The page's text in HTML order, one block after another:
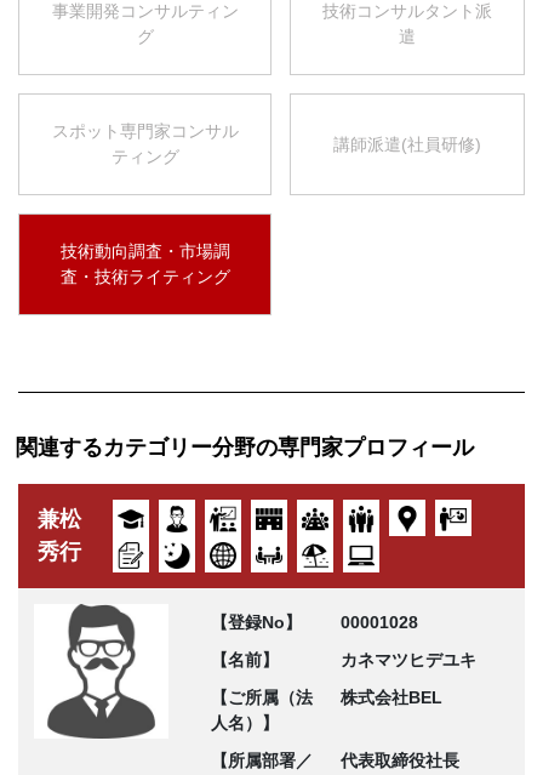
事業開発コンサルティン
グ
技術コンサルタント派
遣
スポット専門家コンサル
ティング
講師派遣(社員研修)
技術動向調査・市場調
査・技術ライティング
関連するカテゴリー分野の専門家プロフィール
兼松
秀行
【登録No】
00001028
【名前】
カネマツヒデユキ
【ご所属（法
人名）】
株式会社BEL
【所属部署／ 代表取締役社長